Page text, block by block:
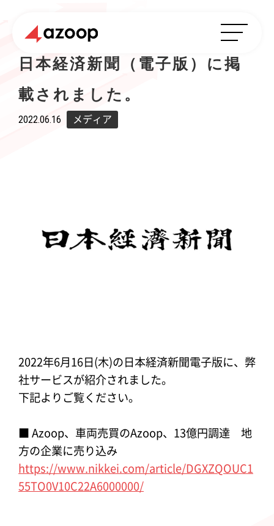
日本経済新聞（電子版）に掲
載されました。
2022.06.16 メディア
2022年6月16日(木)の日本経済新聞電子版に、弊
社サービスが紹介されました。
下記よりご覧ください。
■ Azoop、車両売買のAzoop、13億円調達 地
方の企業に売り込み
https://www.nikkei.com/article/DGXZQOUC1
55TO0V10C22A6000000/